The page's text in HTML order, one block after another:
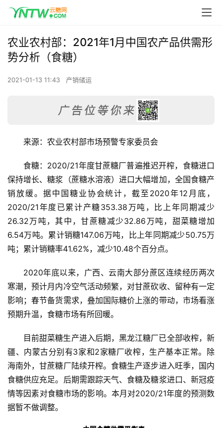
农业农村部：2021年1月中国农产品供需形
势分析（食糖）
2021-01-13 11:43 产销储运
来源：农业农村部市场预警专家委员会
食糖：2020/21年度甘蔗糖厂普遍推迟开榨，食糖进口
保持增长、糖浆（蔗糖水溶液）进口大幅增加，全国食糖产
销放缓。据中国糖业协会统计，截至2020年12月底，
2020/21年度已累计产糖353.38万吨，比上年同期减少
26.32万吨，其中，甘蔗糖减少32.86万吨，甜菜糖增加
6.54万吨。累计销糖147.06万吨，比上年同期减少50.75万
吨；累计销糖率41.62%，减少10.48个百分点。
2020年底以来，广西、云南大部分蔗区连续经历两次
寒潮，预计月内冷空气活动频繁，对甘蔗砍收、留种有一定
影响；春节备货需求，叠加国际糖价上涨的带动，市场看涨
预期升温，食糖市场有所回暖。
目前甜菜糖生产进入后期，黑龙江糖厂已全部收榨，新
疆、内蒙古分别有3家和2家糖厂收榨，生产基本正常。除
海南外，甘蔗糖厂陆续开榨。食糖生产逐步进入旺季，国内
食糖供应充足。后期需跟踪天气、食糖及糖浆进口、新冠疫
情等因素对食糖市场的影响。本月对2020/21年度的预测数
据暂不做调整。